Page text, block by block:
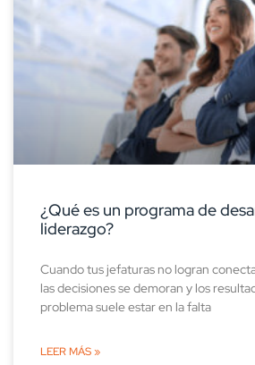
¿Qué es un programa de
liderazgo?
Cuando tus jefaturas no logran
las decisiones se demoran y los
problema suele estar en la falta
LEER MÁS »